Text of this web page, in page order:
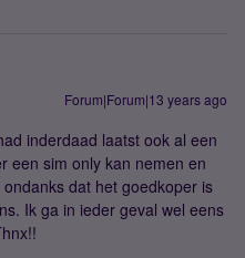
Forum|Forum|13 years ago
inderdaad laatst ook al een
een sim only kan nemen en
dat het goedkoper is
Ik ga in ieder geval wel eens